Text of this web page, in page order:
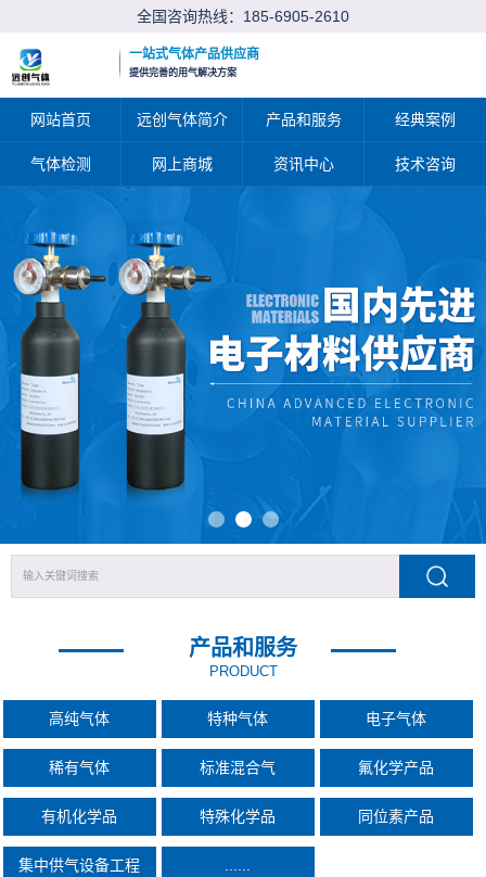
全国咨询热线： 185-6905-2610
一站式气体产品供应商
提供完善的用气解决方案
网站首页 远创气体简介 产品和服务 经典案例
气体检测 网上商城 资讯中心 技术咨询
产品和服务
PRODUCT
高纯气体 特种气体 电子气体
稀有气体 标准混合气 氟化学产品
有机化学品 特殊化学品 同位素产品
集中供气设备工程 ......